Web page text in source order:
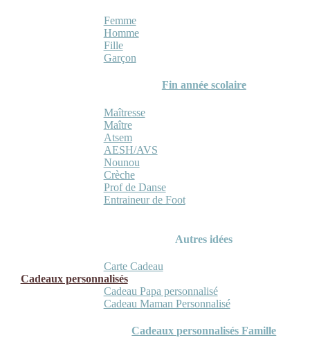
Femme
Homme
Fille
Garçon
Fin année scolaire
Maîtresse
Maître
Atsem
AESH/AVS
Nounou
Crèche
Prof de Danse
Entraineur de Foot
Autres idées
Carte Cadeau
Cadeaux personnalisés
Cadeau Papa personnalisé
Cadeau Maman Personnalisé
Cadeaux personnalisés Famille